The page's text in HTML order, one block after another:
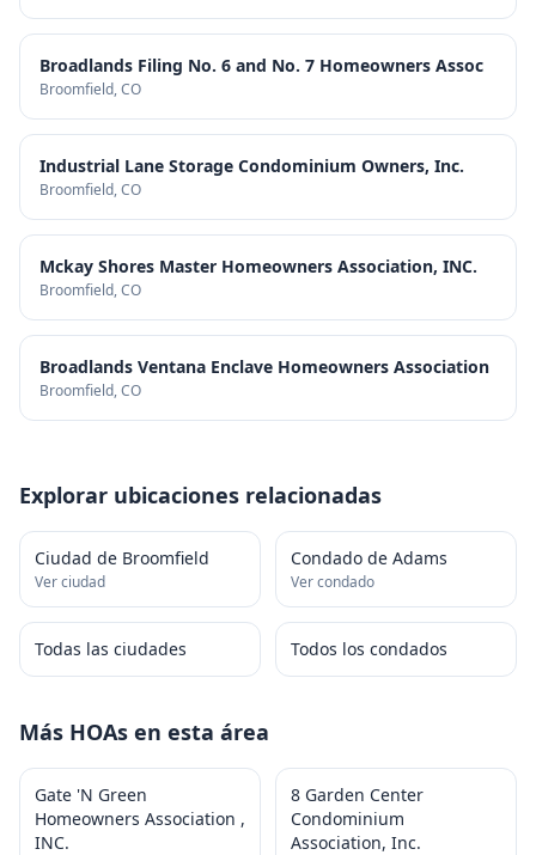
Broadlands Filing No. 6 and No. 7 Homeowners Assoc
Broomfield, CO
Industrial Lane Storage Condominium Owners, Inc.
Broomfield, CO
Mckay Shores Master Homeowners Association, INC.
Broomfield, CO
Broadlands Ventana Enclave Homeowners Association
Broomfield, CO
Explorar ubicaciones relacionadas
Ciudad de Broomfield
Ver ciudad
Condado de Adams
Ver condado
Todas las ciudades Todos los condados
Más HOAs en esta área
Gate 'N Green
Homeowners Association ,
INC.
8 Garden Center
Condominium
Association, Inc.